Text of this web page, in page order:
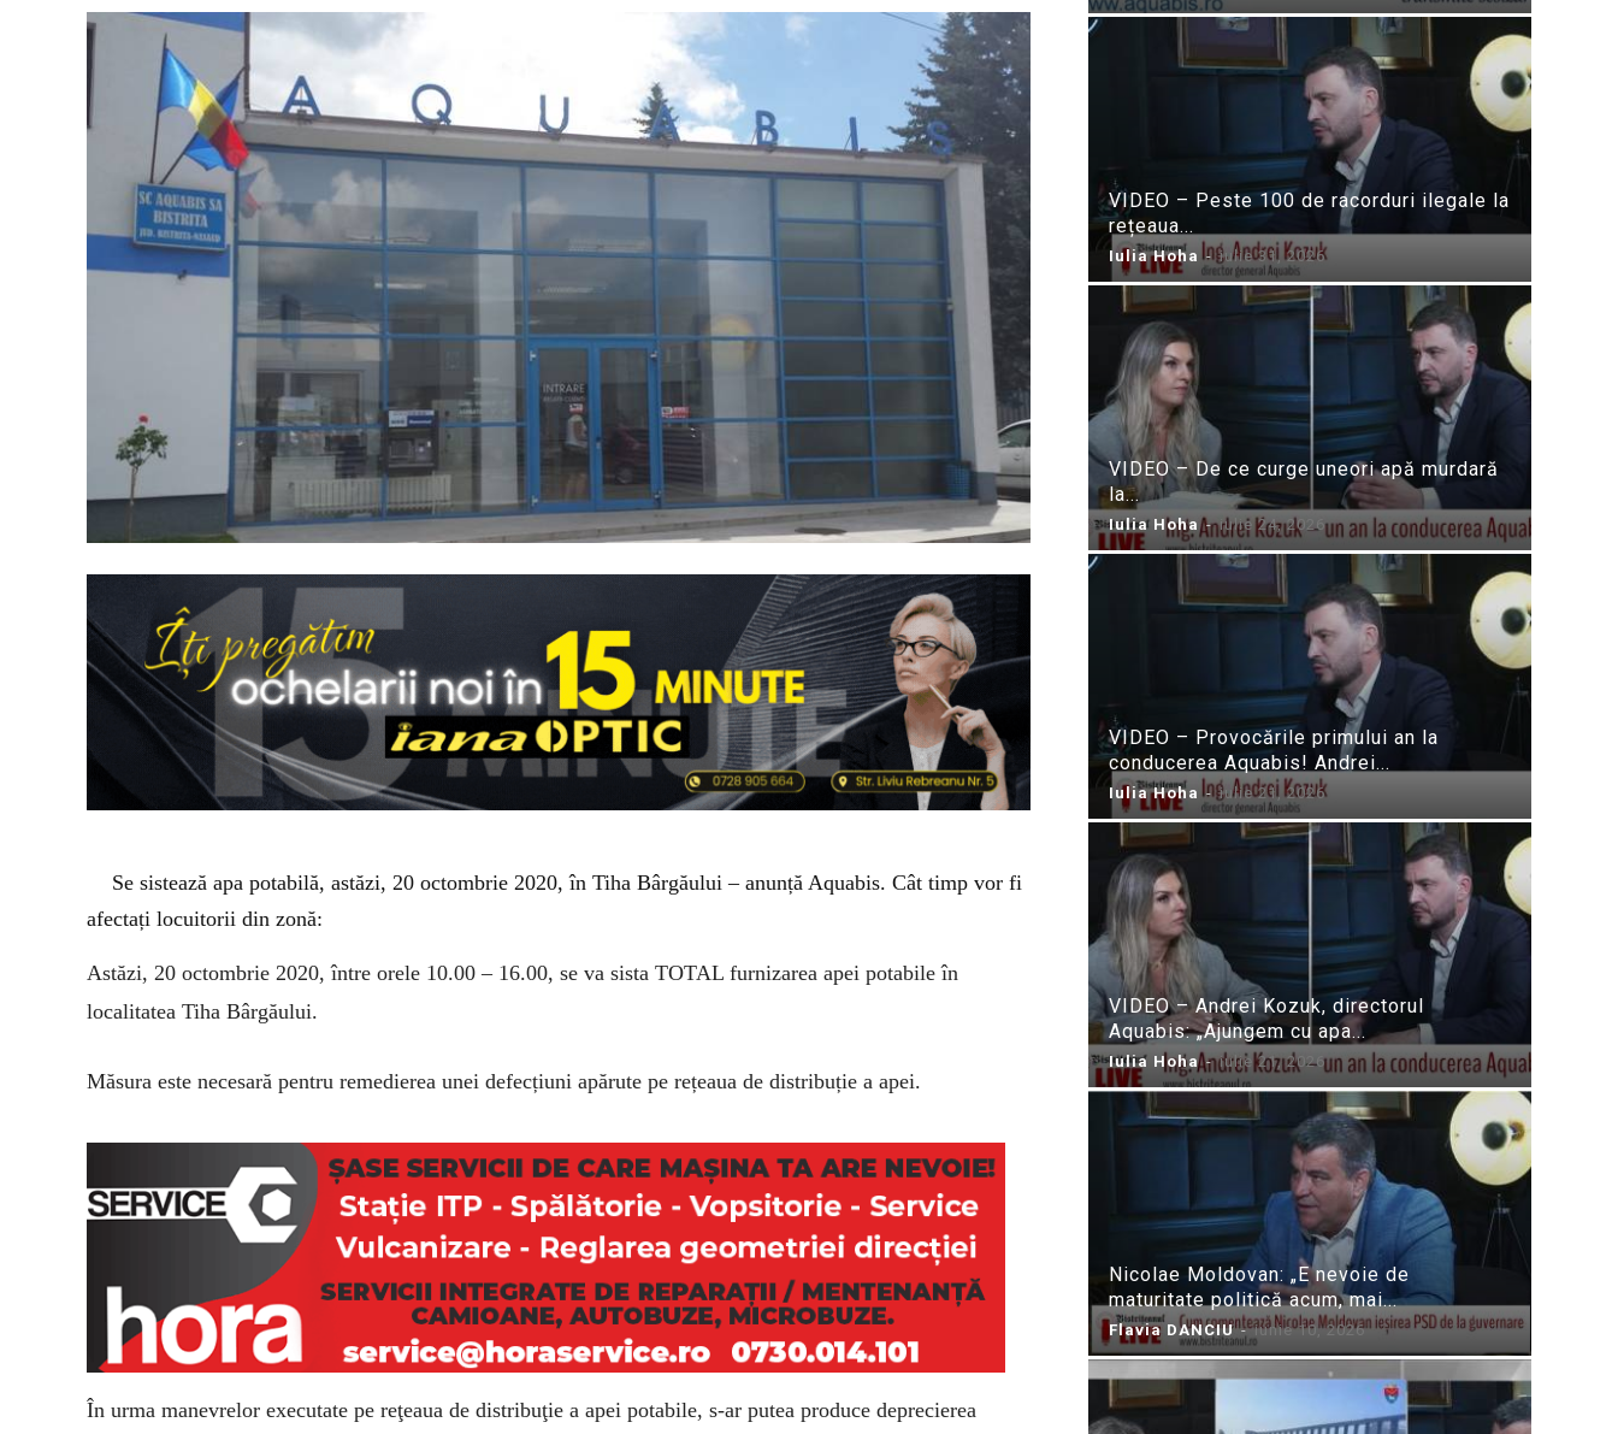
Se sistează apa potabilă, astăzi, 20 octombrie 2020, în Tiha Bârgăului – anunță Aquabis. Cât timp vor fi
afectați locuitorii din zonă:
Astăzi, 20 octombrie 2020, între orele 10.00 – 16.00, se va sista TOTAL furnizarea apei potabile în
localitatea Tiha Bârgăului.
Măsura este necesară pentru remedierea unei defecțiuni apărute pe rețeaua de distribuție a apei.
În urma manevrelor executate pe reţeaua de distribuţie a apei potabile, s-ar putea produce deprecierea
VIDEO – Peste 100 de racorduri ilegale la
rețeaua...
Iulia Hoha - iulie 31, 2026
VIDEO – De ce curge uneori apă murdară
la...
Iulia Hoha - iulie 24, 2026
VIDEO – Provocările primului an la
conducerea Aquabis! Andrei...
Iulia Hoha - iulie 21, 2026
VIDEO – Andrei Kozuk, directorul
Aquabis: „Ajungem cu apa...
Iulia Hoha - iulie 21, 2026
Nicolae Moldovan: „E nevoie de
maturitate politică acum, mai...
Flavia DANCIU - iunie 10, 2026